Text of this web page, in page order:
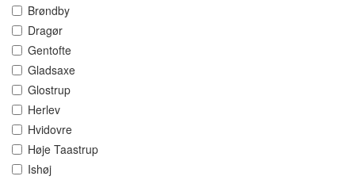
Brøndby
Dragør
Gentofte
Gladsaxe
Glostrup
Herlev
Hvidovre
Høje Taastrup
Ishøj